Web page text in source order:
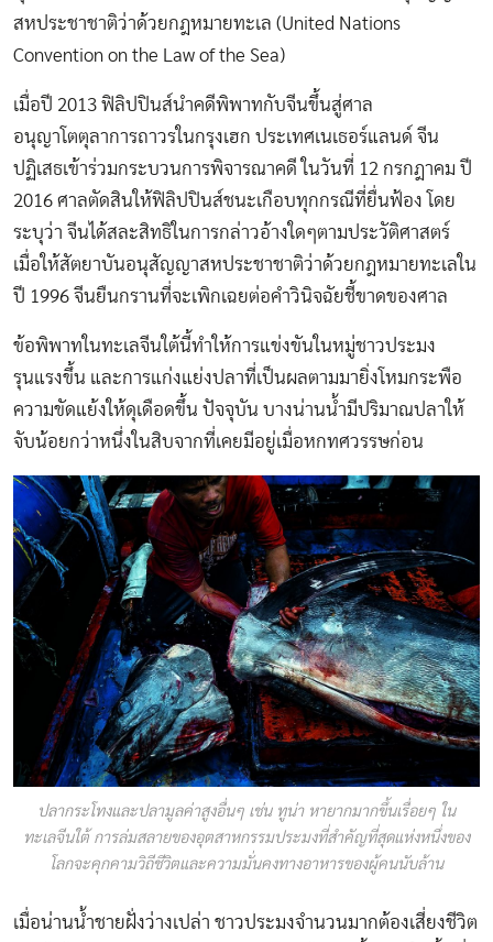
สหประชาชาติว่าด้วยกฎหมายทะเล (United Nations
Convention on the Law of the Sea)
เมื่อปี 2013 ฟิลิปปินส์นำคดีพิพาทกับจีนขึ้นสู่ศาล
อนุญาโตตุลาการถาวรในกรุงเฮก ประเทศเนเธอร์แลนด์ จีน
ปฏิเสธเข้าร่วมกระบวนการพิจารณาคดี ในวันที่ 12 กรกฎาคม ปี
2016 ศาลตัดสินให้ฟิลิปปินส์ชนะเกือบทุกกรณีที่ยื่นฟ้อง โดย
ระบุว่า จีนได้สละสิทธิในการกล่าวอ้างใดๆตามประวัติศาสตร์
เมื่อให้สัตยาบันอนุสัญญาสหประชาชาติว่าด้วยกฎหมายทะเลใน
ปี 1996 จีนยืนกรานที่จะเพิกเฉยต่อคำวินิจฉัยชี้ขาดของศาล
ข้อพิพาทในทะเลจีนใต้นี้ทำให้การแข่งขันในหมู่ชาวประมง
รุนแรงขึ้น และการแก่งแย่งปลาที่เป็นผลตามมายิ่งโหมกระพือ
ความขัดแย้งให้ดุเดือดขึ้น ปัจจุบัน บางน่านน้ำมีปริมาณปลาให้
จับน้อยกว่าหนึ่งในสิบจากที่เคยมีอยู่เมื่อหกทศวรรษก่อน
ปลากระโทงและปลามูลค่าสูงอื่นๆ เช่น ทูน่า หายากมากขึ้นเรื่อยๆ ใน
ทะเลจีนใต้ การล่มสลายของอุตสาหกรรมประมงที่สำคัญที่สุดแห่งหนึ่งของ
โลกจะคุกคามวิถีชีวิตและความมั่นคงทางอาหารของผู้คนนับล้าน
เมื่อน่านน้ำชายฝั่งว่างเปล่า ชาวประมงจำนวนมากต้องเสี่ยงชีวิต